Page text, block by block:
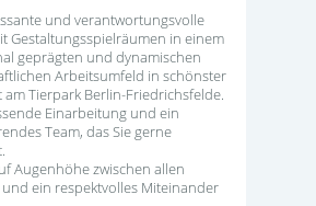
und verantwortungsvolle
Gestaltungsspielräumen in einem
geprägten und dynamischen
Arbeitsumfeld in schönster
am Tierpark Berlin-Friedrichsfelde.
Einarbeitung und ein
Team, das Sie gerne
Augenhöhe zwischen allen
ein respektvolles Miteinander